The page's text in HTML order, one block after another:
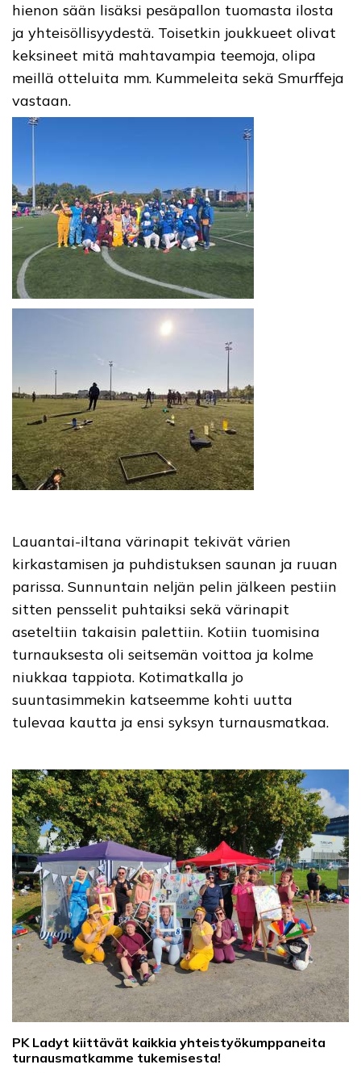
hienon sään lisäksi pesäpallon tuomasta ilosta
ja yhteisöllisyydestä. Toisetkin joukkueet olivat
keksineet mitä mahtavampia teemoja, olipa
meillä otteluita mm. Kummeleita sekä Smurffeja
vastaan.
Lauantai-iltana värinapit tekivät värien
kirkastamisen ja puhdistuksen saunan ja ruuan
parissa. Sunnuntain neljän pelin jälkeen pestiin
sitten pensselit puhtaiksi sekä värinapit
aseteltiin takaisin palettiin. Kotiin tuomisina
turnauksesta oli seitsemän voittoa ja kolme
niukkaa tappiota. Kotimatkalla jo
suuntasimmekin katseemme kohti uutta
tulevaa kautta ja ensi syksyn turnausmatkaa.
PK Ladyt kiittävät kaikkia yhteistyökumppaneita
turnausmatkamme tukemisesta!